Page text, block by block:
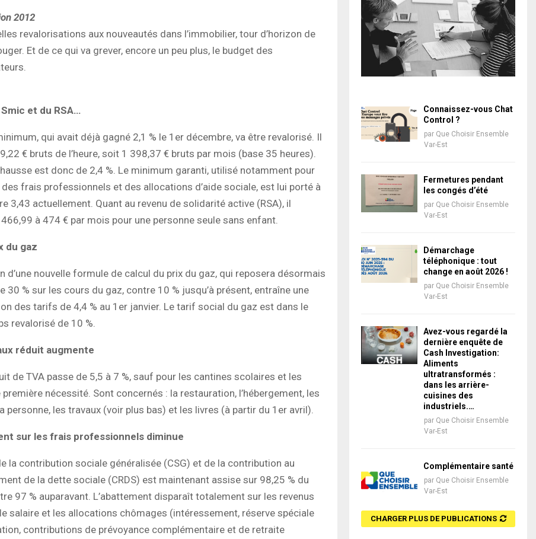
2012
revalorisations aux nouveautés dans l’immobilier, tour d’horizon de
Et de ce qui va grever, encore un peu plus, le budget des
et du RSA…
qui avait déjà gagné 2,1 % le 1er décembre, va être revalorisé. Il
€ bruts de l’heure, soit 1 398,37 € bruts par mois (base 35 heures).
hausse est donc de 2,4 %. Le minimum garanti, utilisé notamment pour
des frais professionnels et des allocations d’aide sociale, est lui porté à
3,43 actuellement. Quant au revenu de solidarité active (RSA), il
à 474 € par mois pour une personne seule sans enfant.
du gaz
d’une nouvelle formule de calcul du prix du gaz, qui reposera désormais
30 % sur les cours du gaz, contre 10 % jusqu’à présent, entraîne une
des tarifs de 4,4 % au 1er janvier. Le tarif social du gaz est dans le
revalorisé de 10 %.
réduit augmente
de TVA passe de 5,5 à 7 %, sauf pour les cantines scolaires et les
nécessité. Sont concernés : la restauration, l’hébergement, les
personne, les travaux (voir plus bas) et les livres (à partir du 1er avril).
sur les frais professionnels diminue
la contribution sociale généralisée (CSG) et de la contribution au
de la dette sociale (CRDS) est maintenant assise sur 98,25 % du
97 % auparavant. L’abattement disparaît totalement sur les revenus
salaire et les allocations chômages (intéressement, réserve spéciale
contributions de prévoyance complémentaire et de retraite
Connaissez-vous Chat
Control ?
par Que Choisir Ensemble
Var-Est
Fermetures pendant
les congés d’été
par Que Choisir Ensemble
Var-Est
Démarchage
téléphonique : tout
change en août 2026 !
par Que Choisir Ensemble
Var-Est
Avez-vous regardé la
dernière enquête de
Cash Investigation:
Aliments
ultratransformés :
dans les arrière-
cuisines des
industriels.…
par Que Choisir Ensemble
Var-Est
Complémentaire santé
par Que Choisir Ensemble
Var-Est
CHARGER PLUS DE PUBLICATIONS